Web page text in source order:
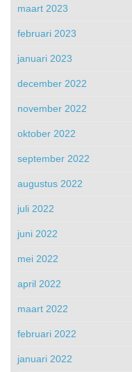
maart 2023
februari 2023
januari 2023
december 2022
november 2022
oktober 2022
september 2022
augustus 2022
juli 2022
juni 2022
mei 2022
april 2022
maart 2022
februari 2022
januari 2022